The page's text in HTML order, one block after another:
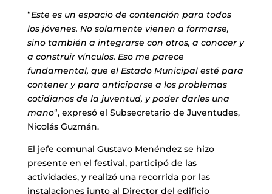
“Este es un espacio de contención para todos
los jóvenes. No solamente vienen a formarse,
sino también a integrarse con otros, a conocer y
a construir vínculos. Eso me parece
fundamental, que el Estado Municipal esté para
contener y para anticiparse a los problemas
cotidianos de la juventud, y poder darles una
mano“, expresó el Subsecretario de Juventudes,
Nicolás Guzmán.
El jefe comunal Gustavo Menéndez se hizo
presente en el festival, participó de las
actividades, y realizó una recorrida por las
instalaciones junto al Director del edificio